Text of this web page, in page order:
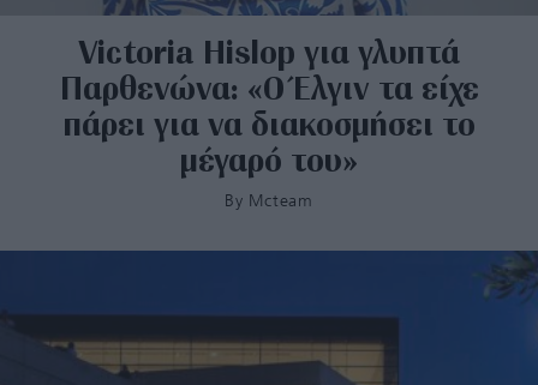
Victoria Hislop για γλυπτά
Παρθενώνα: «Ο Έλγιν τα είχε
πάρει για να διακοσμήσει το
μέγαρό του»
By Mcteam